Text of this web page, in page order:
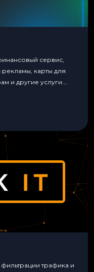
сервис,
карты для
и другие услуги.
трафика и